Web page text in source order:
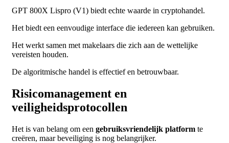
GPT 800X Lispro (V1) biedt echte waarde in cryptohandel.
Het biedt een eenvoudige interface die iedereen kan gebruiken.
Het werkt samen met makelaars die zich aan de wettelijke
vereisten houden.
De algoritmische handel is effectief en betrouwbaar.
Risicomanagement en
veiligheidsprotocollen
Het is van belang om een gebruiksvriendelijk platform te
creëren, maar beveiliging is nog belangrijker.